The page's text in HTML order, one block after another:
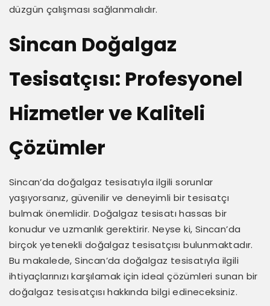
düzgün çalışması sağlanmalıdır.
Sincan Doğalgaz
Tesisatçısı: Profesyonel
Hizmetler ve Kaliteli
Çözümler
Sincan’da doğalgaz tesisatıyla ilgili sorunlar
yaşıyorsanız, güvenilir ve deneyimli bir tesisatçı
bulmak önemlidir. Doğalgaz tesisatı hassas bir
konudur ve uzmanlık gerektirir. Neyse ki, Sincan’da
birçok yetenekli doğalgaz tesisatçısı bulunmaktadır.
Bu makalede, Sincan’da doğalgaz tesisatıyla ilgili
ihtiyaçlarınızı karşılamak için ideal çözümleri sunan bir
doğalgaz tesisatçısı hakkında bilgi edineceksiniz.